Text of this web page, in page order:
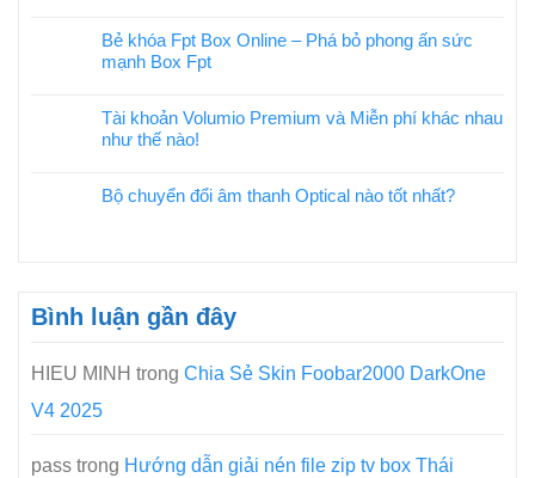
Bẻ khóa Fpt Box Online – Phá bỏ phong ấn sức
mạnh Box Fpt
Tài khoản Volumio Premium và Miễn phí khác nhau
như thế nào!
Bộ chuyển đổi âm thanh Optical nào tốt nhất?
Bình luận gần đây
HIEU MINH trong Chia Sẻ Skin Foobar2000 DarkOne
V4 2025
pass trong Hướng dẫn giải nén file zip tv box Thái